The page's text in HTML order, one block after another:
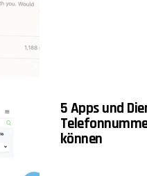
5 Apps und
können